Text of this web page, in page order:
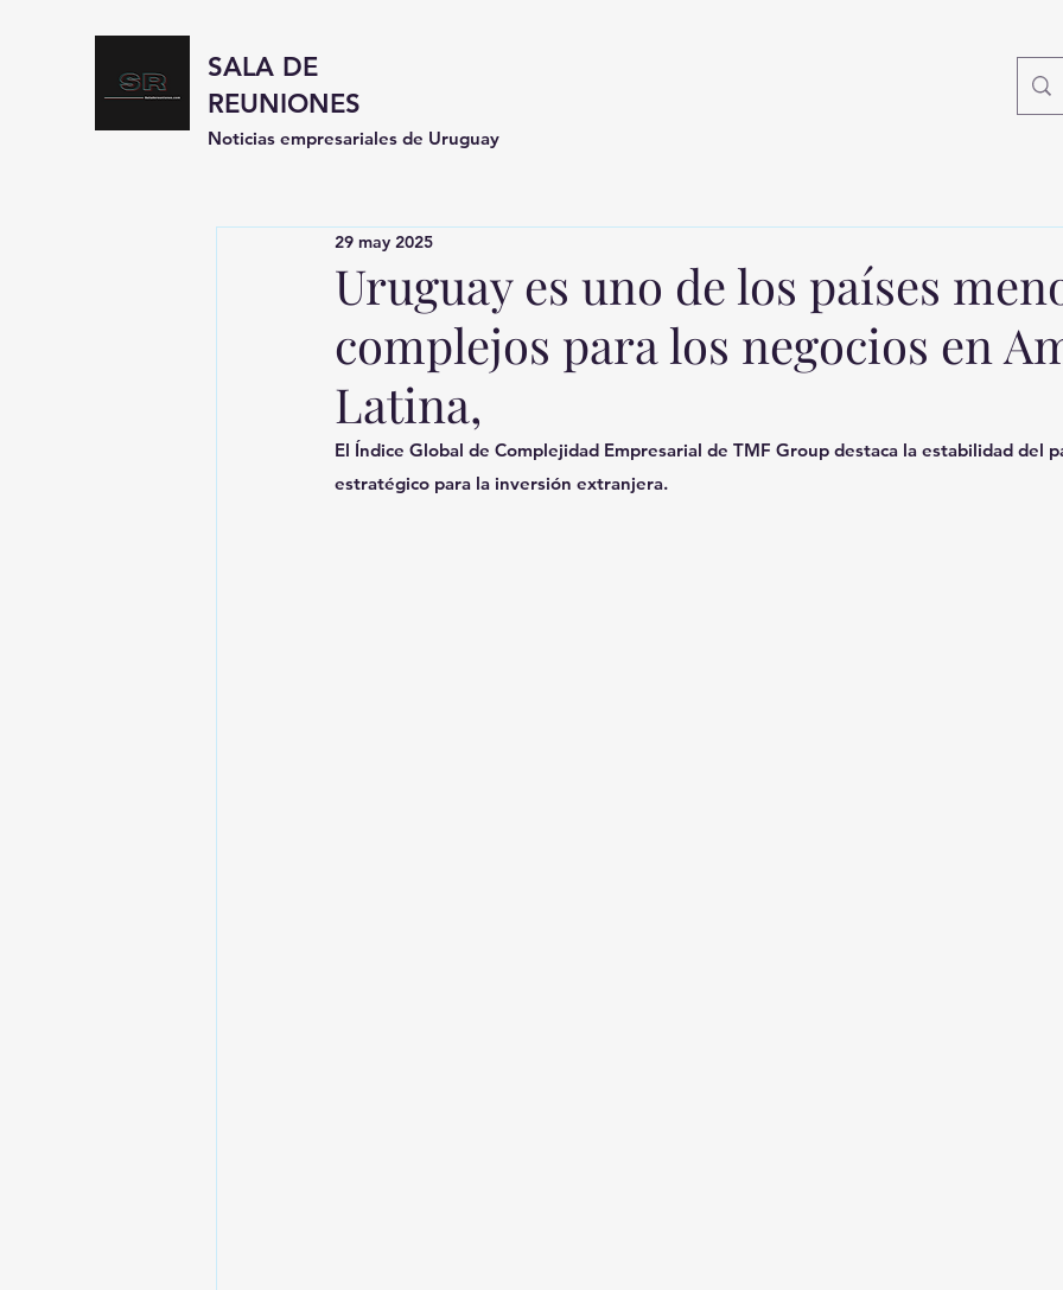
SALA DE
REUNIONES
Noticias empresariales de Uruguay
Uruguay es uno de los países
complejos para los negocios en
Latina,
29 may 2025
El Índice Global de Complejidad Empresarial de TMF Group destaca la estabilidad del
estratégico para la inversión extranjera.